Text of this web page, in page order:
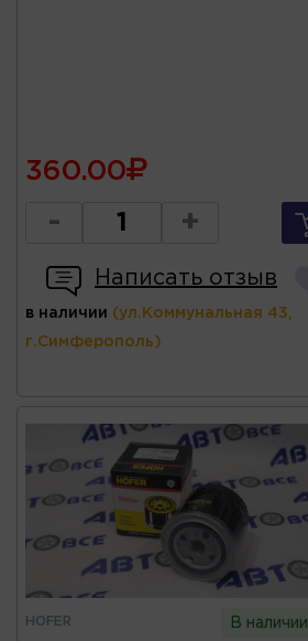
360.00
- +
Написать отзыв
в наличии (ул.Коммунальная 43,
г.Симферополь)
HOFER В наличии